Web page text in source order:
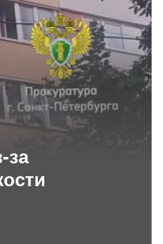
за